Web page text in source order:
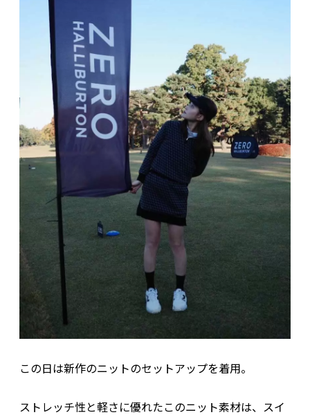
この日は新作のニットのセットアップを着用。
ストレッチ性と軽さに優れたこのニット素材は、スイ